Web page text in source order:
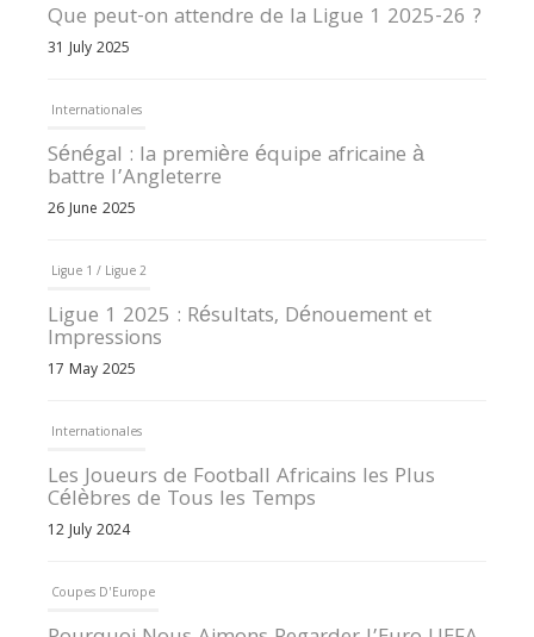
Que peut-on attendre de la Ligue 1 2025-26 ?
31 July 2025
Internationales
Sénégal : la première équipe africaine à
battre l’Angleterre
26 June 2025
Ligue 1 / Ligue 2
Ligue 1 2025 : Résultats, Dénouement et
Impressions
17 May 2025
Internationales
Les Joueurs de Football Africains les Plus
Célèbres de Tous les Temps
12 July 2024
Coupes D'Europe